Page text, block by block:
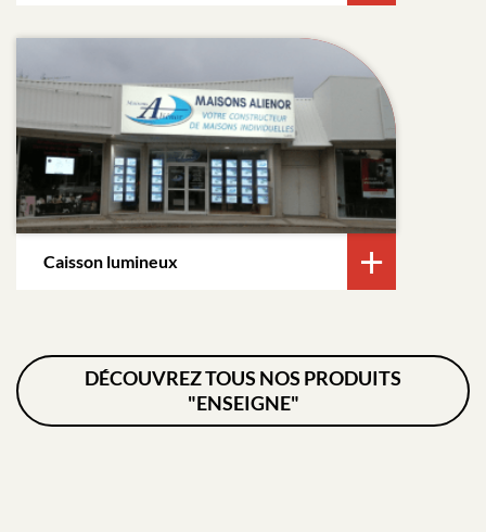
Caisson lumineux
DÉCOUVREZ TOUS NOS PRODUITS
"ENSEIGNE"